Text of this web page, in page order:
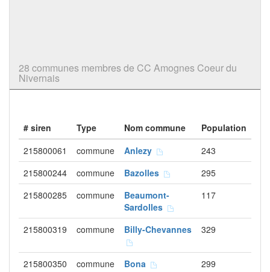
28 communes membres de CC Amognes Coeur du
Nivernais
# siren Type Nom commune
Population
215800061
commune Anlezy
243
215800244
commune Bazolles
295
215800285
commune
Beaumont-
Sardolles
117
215800319 commune Billy-Chevannes 329
215800350 commune Bona
299